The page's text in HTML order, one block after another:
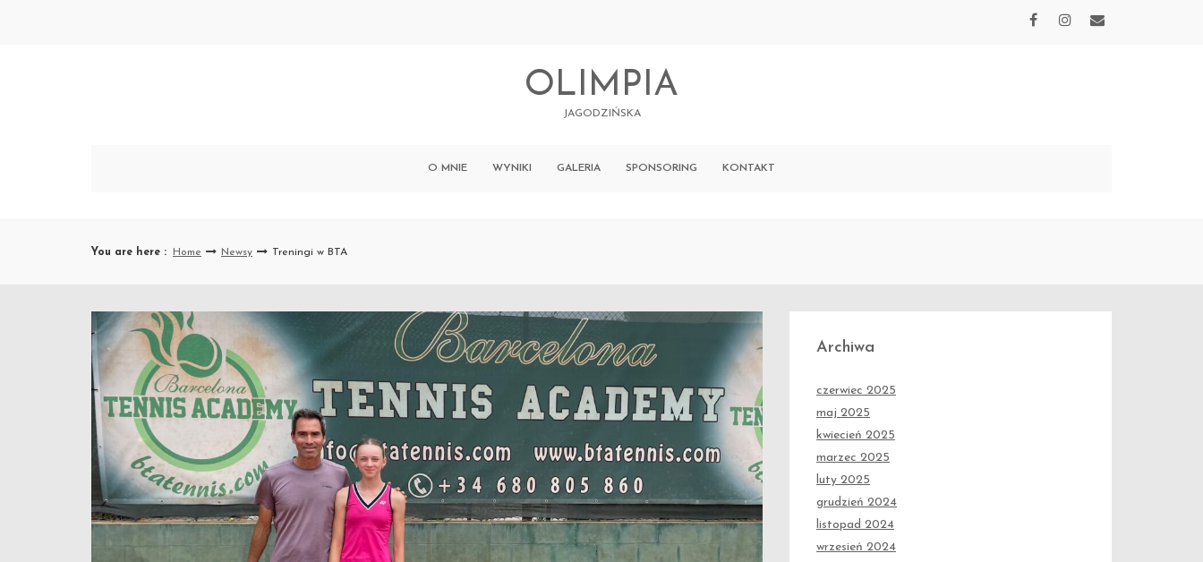
OLIMPIA
JAGODZIŃSKA
O MNIE WYNIKI GALERIA SPONSORING KONTAKT
You are here : Home Newsy Treningi w BTA
Archiwa
czerwiec 2025
maj 2025
kwiecień 2025
marzec 2025
luty 2025
grudzień 2024
listopad 2024
wrzesień 2024